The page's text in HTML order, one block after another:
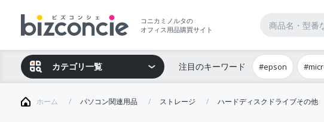
コニカミノルタの
オフィス用品購買サイト
カテゴリ一覧 注目のキーワード #epson
ホーム パソコン関連用品 ストレージ ハードディスクドライブその他